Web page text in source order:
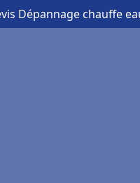
Dépannage chauffe